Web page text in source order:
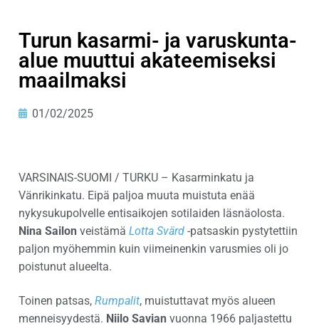
Turun kasarmi- ja varuskunta-
alue muuttui akateemiseksi
maailmaksi
01/02/2025
VARSINAIS-SUOMI / TURKU – Kasarminkatu ja
Vänrikinkatu. Eipä paljoa muuta muistuta enää
nykysukupolvelle entisaikojen sotilaiden läsnäolosta.
Nina Sailon veistämä Lotta Svärd -patsaskin pystytettiin
paljon myöhemmin kuin viimeinenkin varusmies oli jo
poistunut alueelta.
Toinen patsas, Rumpalit, muistuttavat myös alueen
menneisyydestä. Niilo Savian vuonna 1966 paljastettu